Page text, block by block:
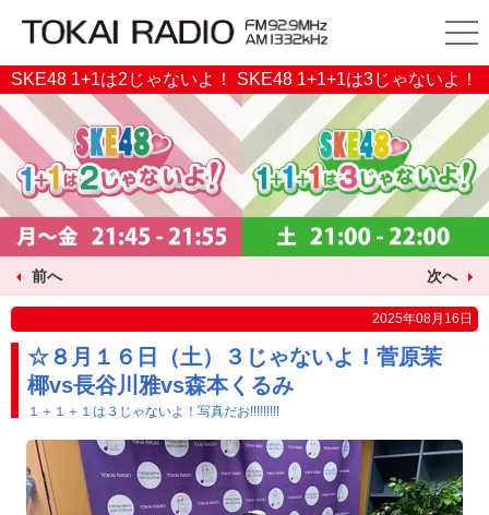
SKE48 1+1は2じゃないよ！ SKE48 1+1+1は3じゃないよ！
前へ 次へ
2025年08月16日
☆８月１６日（土）３じゃないよ！菅原茉
椰vs長谷川雅vs森本くるみ
１＋１＋１は３じゃないよ！写真だお!!!!!!!!!